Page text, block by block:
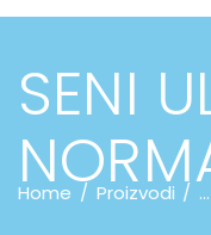
SENI
Home Proizvodi ...